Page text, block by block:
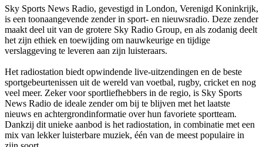
Sky Sports News Radio, gevestigd in London, Verenigd Koninkrijk,
is een toonaangevende zender in sport- en nieuwsradio. Deze zender
maakt deel uit van de grotere Sky Radio Group, en als zodanig deelt
het zijn ethiek en toewijding om nauwkeurige en tijdige
verslaggeving te leveren aan zijn luisteraars.
Het radiostation biedt opwindende live-uitzendingen en de beste
sportgebeurtenissen uit de wereld van voetbal, rugby, cricket en nog
veel meer. Zeker voor sportliefhebbers in de regio, is Sky Sports
News Radio de ideale zender om bij te blijven met het laatste
nieuws en achtergrondinformatie over hun favoriete sportteam.
Dankzij dit unieke aanbod is het radiostation, in combinatie met een
mix van lekker luisterbare muziek, één van de meest populaire in